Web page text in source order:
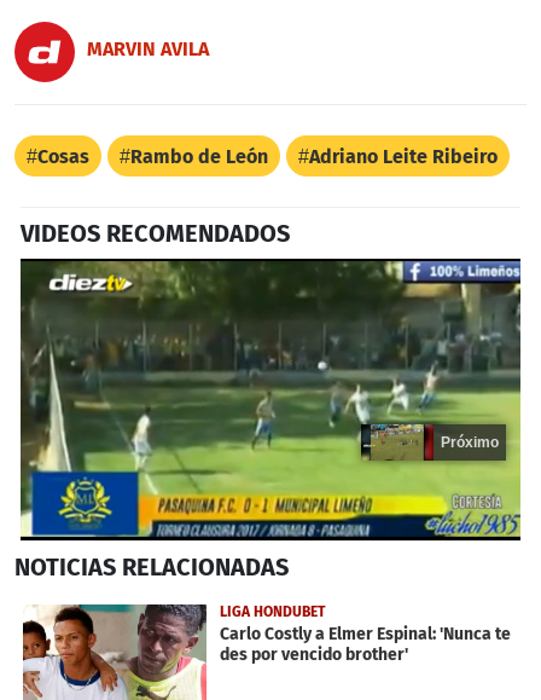
MARVIN AVILA
Cosas Rambo de León Adriano Leite Ribeiro
VIDEOS RECOMENDADOS
seconds
19
seconds
Próximo
NOTICIAS RELACIONADAS
LIGA HONDUBET
Carlo Costly a Elmer Espinal: 'Nunca te
des por vencido brother'